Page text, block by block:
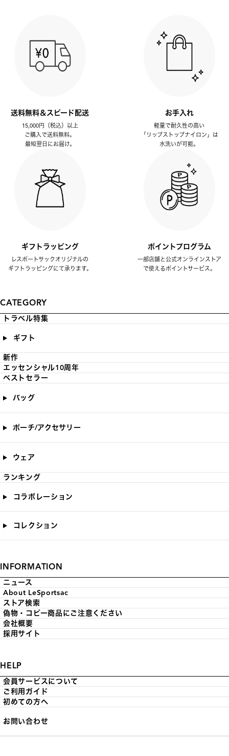
送料無料＆スピード配送
15,000円（税込）以上
ご購入で送料無料。
最短翌日にお届け。
お手入れ
軽量で耐久性の高い
「リップストップナイロン」は
水洗いが可能。
ギフトラッピング
レスポートサックオリジナルの
ギフトラッピングにて承ります。
ポイントプログラム
一部店舗と公式オンラインストア
で使えるポイントサービス。
CATEGORY
トラベル特集
ギフト
新作
エッセンシャル10周年
ベストセラー
バッグ
ポーチ/アクセサリー
ウェア
ランキング
コラボレーション
コレクション
INFORMATION
ニュース
About LeSportsac
ストア検索
偽物・コピー商品にご注意ください
会社概要
採用サイト
HELP
会員サービスについて
ご利用ガイド
初めての方へ
お問い合わせ